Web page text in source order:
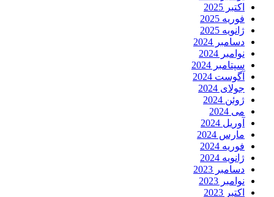
اکتبر 2025
فوریه 2025
ژانویه 2025
دسامبر 2024
نوامبر 2024
سپتامبر 2024
آگوست 2024
جولای 2024
ژوئن 2024
می 2024
آوریل 2024
مارس 2024
فوریه 2024
ژانویه 2024
دسامبر 2023
نوامبر 2023
اکتبر 2023